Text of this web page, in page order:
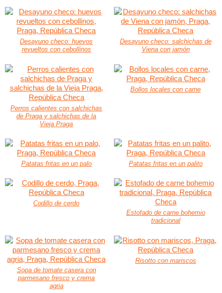
Desayuno checo: huevos
revueltos con cebollinos
Desayuno checo: salchichas de
Viena con jamón
Perros calientes con salchichas
de Praga y salchichas de la
Vieja Praga
Bollos locales con carne
Patatas fritas en un palo Patatas fritas en un palito
Codillo de cerdo
Estofado de carne bohemio
tradicional
Sopa de tomate casera con
parmesano fresco y crema
agria
Risotto con mariscos